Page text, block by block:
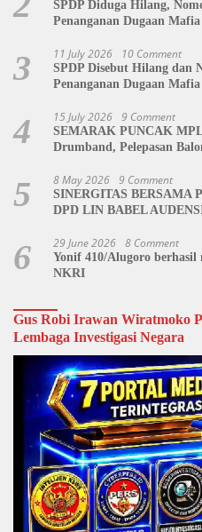
SPDP Diduga Hilang,
Penanganan Dugaan
3 11 July 2026 10 Comment
SPDP Disebut Hilang dan
Penanganan Dugaan
4 15 July 2026 9 Comment
SEMARAK PUNCAK
Drumband, Pelepasan
5 8 May 2026 9 Comment
SINERGITAS BERSAMA
DPD LIN BABEL
6 29 June 2026 8 Comment
Yonif 410/Alugoro
NKRI
Gus Robi Irawan Wiratmoko
Lembaga Investigasi Negara
Video
Player